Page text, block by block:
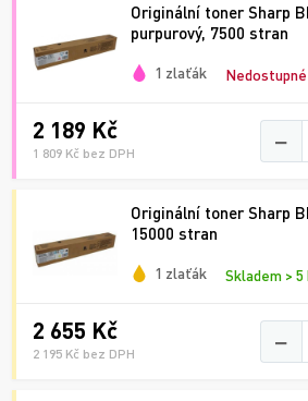
Originální toner Sharp
purpurový, 7500 stran
1 zlaťák Nedostupné
2 189 Kč
1 809 Kč bez DPH −
Originální toner Sharp
15000 stran
1 zlaťák Skladem > 5
2 655 Kč
2 195 Kč bez DPH −